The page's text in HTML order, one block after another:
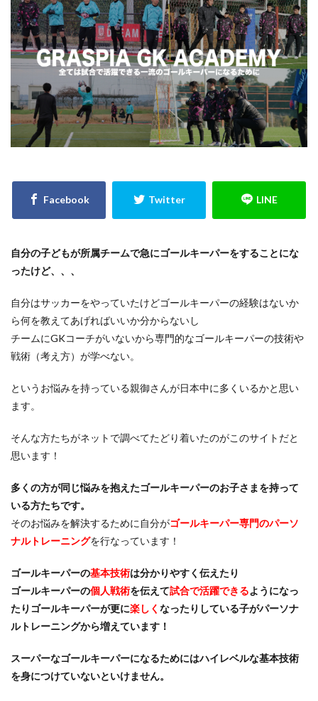
自分の子どもが所属チームで急にゴールキーパーをすることにな
ったけど、、、
自分はサッカーをやっていたけどゴールキーパーの経験はないか
ら何を教えてあげればいいか分からないし
チームにGKコーチがいないから専門的なゴールキーパーの技術や
戦術（考え方）が学べない。
というお悩みを持っている親御さんが日本中に多くいるかと思い
ます。
そんな方たちがネットで調べてたどり着いたのがこのサイトだと
思います！
多くの方が同じ悩みを抱えたゴールキーパーのお子さまを持って
いる方たちです。
そのお悩みを解決するために自分がゴールキーパー専門のパーソ
ナルトレーニングを行なっています！
ゴールキーパーの基本技術は分かりやすく伝えたり
ゴールキーパーの個人戦術を伝えて試合で活躍できるようになっ
たりゴールキーパーが更に楽しく なったりしている子がパーソナ
ルトレーニングから増えています！
スーパーなゴールキーパーになるためにはハイレベルな基本技術
を身につけていないといけません。
カンテラ
キック キャッチング
キャンプ
キーパーグローブ
キーパーコーチ
キーパースクール
ギシさん
ギラヴァンツ
ギラヴァンツ北九州
クラブチーム
クロス
クロスステップ
クロスボール
クールジャパン
グラスピア
グローバルエリート
コラプシング
コンサドーレ札幌
コーチング
ゴールキーパ
ゴールデンエイジ
サイドステップ
サイドボレー
サッカー少年
サッカー留学
ザスパクサツ群馬U-15
スウェーデン
ストレス
スピード スペイン
スポーツ科学部
スマートフォン
スーパーな基本技術
セカンドアクション
タクティクス
ダイビング
ダビド・デヘア
チャンネル登録者数
ツイッター
テアシュテーゲン
テア・シュテーゲン
トップ登録
トレーニング
トレーニングウェア
ドイツ
ドイツサッカー
ドリーム鹿児島
ナショナルトレセン
ノンアドレナリン
ハイクオリティー
ハイボレー
ハイボール
ハーフボレー
バランス
パンチング
パントキック